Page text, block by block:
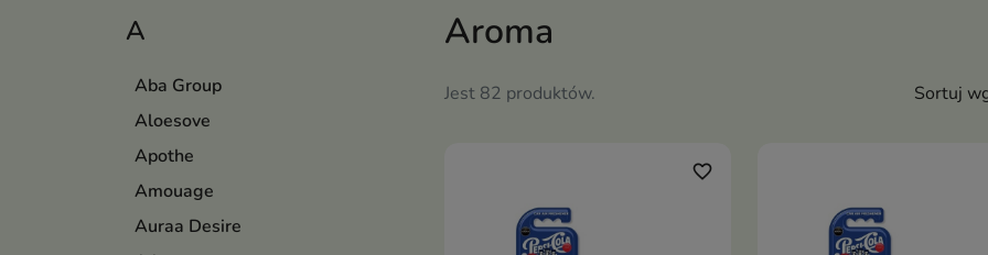
A
Aba Group
Aloesove
Apothe
Amouage
Auraa Desire
Aroma
Jest 82 produktów. Sortuj
favorite_border